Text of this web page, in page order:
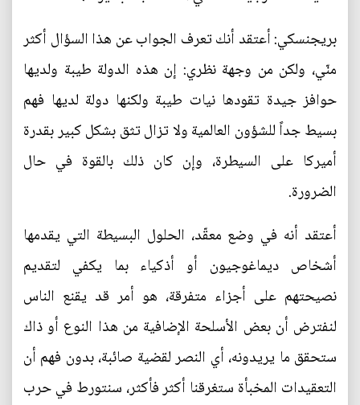
بريجنسكي: أعتقد أنك تعرف الجواب عن هذا السؤال أكثر
منّي، ولكن من وجهة نظري: إن هذه الدولة طيبة ولديها
حوافز جيدة تقودها نيات طيبة ولكنها دولة لديها فهم
بسيط جداً للشؤون العالمية ولا تزال تثق بشكل كبير بقدرة
أميركا على السيطرة، وإن كان ذلك بالقوة في حال
الضرورة.
أعتقد أنه في وضع معقّد، الحلول البسيطة التي يقدمها
أشخاص ديماغوجيون أو أذكياء بما يكفي لتقديم
نصيحتهم على أجزاء متفرقة، هو أمر قد يقنع الناس
لنفترض أن بعض الأسلحة الإضافية من هذا النوع أو ذاك
ستحقق ما يريدونه، أي النصر لقضية صائبة، بدون فهم أن
التعقيدات المخبأة ستغرقنا أكثر فأكثر، سنتورط في حرب